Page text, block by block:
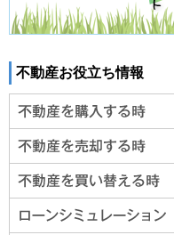
不動産お役立ち情報